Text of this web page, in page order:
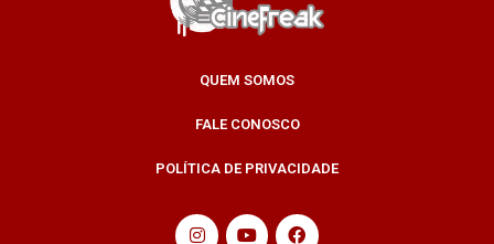
QUEM SOMOS
FALE CONOSCO
POLÍTICA DE PRIVACIDADE